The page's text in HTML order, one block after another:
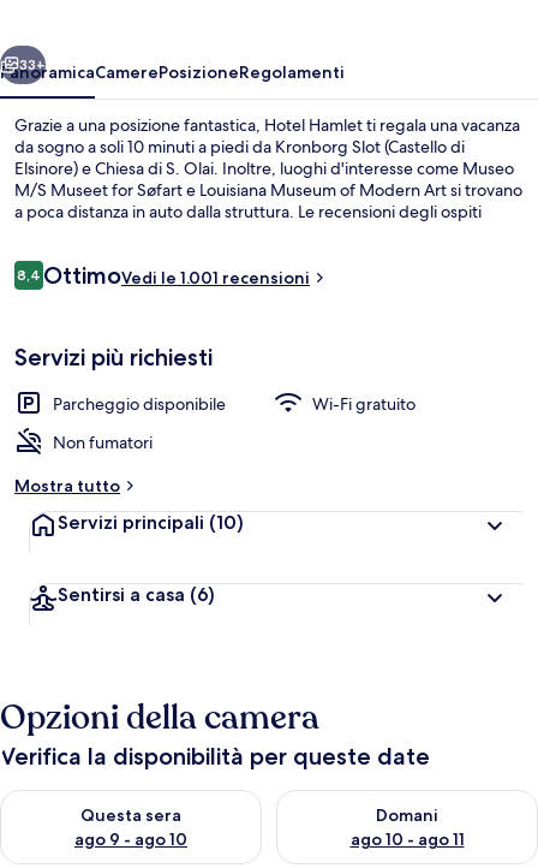
Avanti
33+
PanoramicaCamerePosizioneRegolamenti
Grazie a una posizione fantastica, Hotel Hamlet ti regala una vacanza
da sogno a soli 10 minuti a piedi da Kronborg Slot (Castello di
Elsinore) e Chiesa di S. Olai. Inoltre, luoghi d'interesse come Museo
M/S Museet for Søfart e Louisiana Museum of Modern Art si trovano
a poca distanza in auto dalla struttura. Le recensioni degli ospiti
Recensioni
8,48,4 su 10
OttimoVedi le 1.001 recensioni
Servizi più richiesti
Parcheggio disponibile
Wi-Fi gratuito
Non fumatori
Mostra tutto
Servizi principali (10)
Sentirsi a casa (6)
Opzioni della camera
Verifica la disponibilità per queste date
Questa sera
ago 9 - ago 10
Verifica la disponibilità per questa sera, ago 9 - ago 10
Domani
ago 10 - ago 11
Verifica la disponibilità per